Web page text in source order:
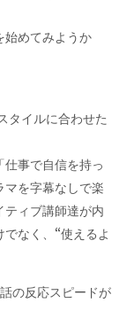
始めてみようか
タイルに合わせた
仕事で自信を持っ
を字幕なしで楽
ティブ講師達が内
なく、“使えるよ
の反応スピードが